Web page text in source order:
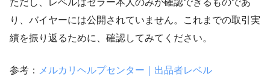
ただし、レベルはセラー本人のみが確認できるものであ
り、バイヤーには公開されていません。これまでの取引実
績を振り返るために、確認してみてください。
参考： メルカリヘルプセンター｜出品者レベル